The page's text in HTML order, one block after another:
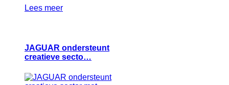
Lees meer
JAGUAR ondersteunt
creatieve secto…